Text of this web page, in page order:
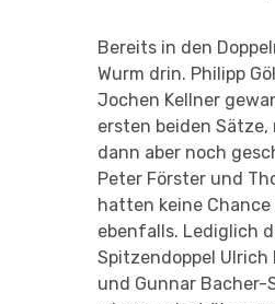
Bereits in den
Wurm drin. Philipp
Jochen Kellner
ersten beiden Sätze,
dann aber noch
Peter Förster und
hatten keine
ebenfalls. Lediglich
Spitzendoppel Ulrich
und Gunnar Bacher-